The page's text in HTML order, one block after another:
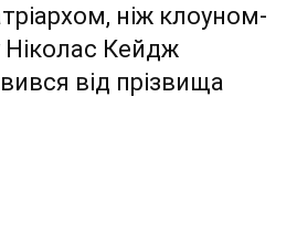
ніж клоуном-
Ніколас Кейдж
від прізвища